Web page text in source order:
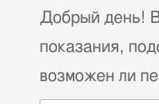
Добрый день! В
показания,
возможен ли